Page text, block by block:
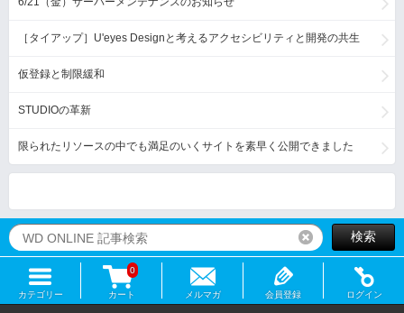
［タイアップ］U'eyes Designと考えるアクセシビリティと開発の共生
仮登録と制限緩和
STUDIOの革新
限られたリソースの中でも満足のいくサイトを素早く公開できました
リセット検索
カテゴリー カート
0
メルマガ 会員登録 ログイン